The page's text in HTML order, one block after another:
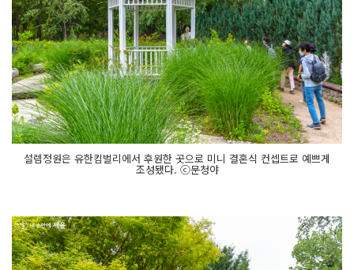
설렘정원은 유한킴벌리에서 후원한 곳으로 미니 결혼식 컨셉트로 예쁘게
조성됐다. ⓒ문청야